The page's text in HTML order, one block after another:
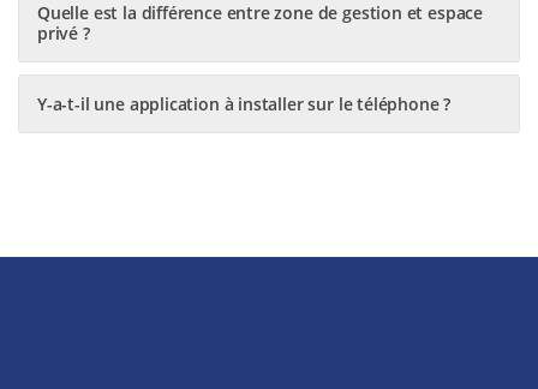
Quelle est la différence entre zone de gestion et espace
privé ?
Y-a-t-il une application à installer sur le téléphone ?